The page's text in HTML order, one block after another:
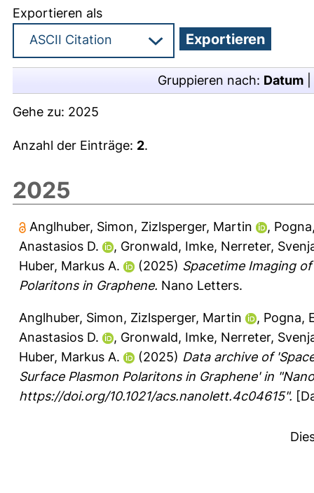
Exportieren als
Gruppieren nach: Datum
Gehe zu: 2025
Anzahl der Einträge: 2.
2025
Anglhuber, Simon, Zizlsperger, Martin ,
Anastasios D.
, Gronwald, Imke, Nerreter,
Huber, Markus A.
(2025) Spacetime Imaging
Polaritons in Graphene. Nano Letters.
Anglhuber, Simon, Zizlsperger, Martin , Pogna,
Anastasios D.
, Gronwald, Imke, Nerreter,
Huber, Markus A.
(2025) Data archive of
Surface Plasmon Polaritons in Graphene' in
https://doi.org/10.1021/acs.nanolett.4c04615".